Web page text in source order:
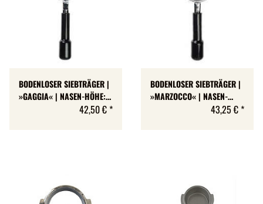
BODENLOSER SIEBTRÄGER |
»GAGGIA« | NASEN-HÖHE: 7
42,50 € *
BODENLOSER SIEBTRÄGER |
»MARZOCCO« | NASEN-
43,25 € *